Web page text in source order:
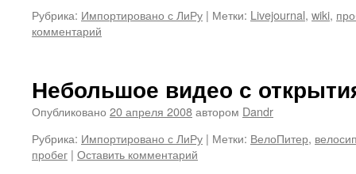
Рубрика: Импортировано с ЛиРу | Метки: Livejournal, wiki,
комментарий
Небольшое видео с
Опубликовано 20 апреля 2008автором Dandr
Рубрика: Импортировано с ЛиРу | Метки: ВелоПитер,
пробег | Оставить комментарий